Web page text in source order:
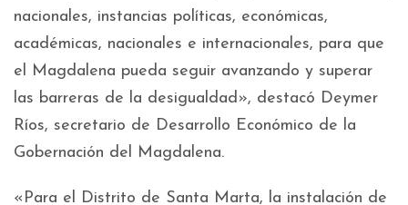
nacionales, instancias políticas, económicas,
académicas, nacionales e internacionales, para que
el Magdalena pueda seguir avanzando y superar
las barreras de la desigualdad», destacó Deymer
Ríos, secretario de Desarrollo Económico de la
Gobernación del Magdalena.
«Para el Distrito de Santa Marta, la instalación de